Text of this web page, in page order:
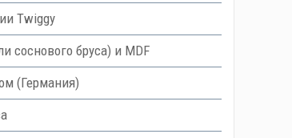
Twiggy
соснового бруса) и MDF
(Германия)